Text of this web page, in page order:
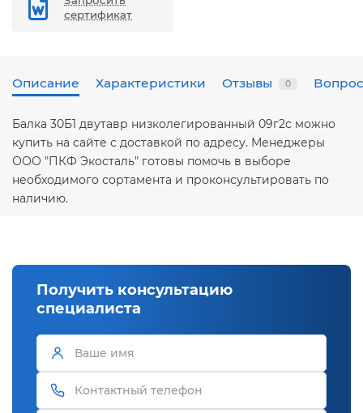
сертификат
Описание Характеристики Отзывы 0
Балка 30Б1 двутавр низколегированный 09г2с можно
купить на сайте с доставкой по адресу. Менеджеры
ООО "ПКФ Экосталь" готовы помочь в выборе
необходимого сортамента и проконсультировать по
наличию.
Получить консультацию
специалиста